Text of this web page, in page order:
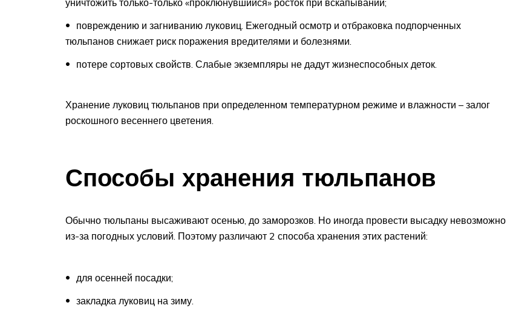
повреждению и загниванию луковиц. Ежегодный осмотр и отбраковка подпорченных
тюльпанов снижает риск поражения вредителями и болезнями.
потере сортовых свойств. Слабые экземпляры не дадут жизнеспособных деток.
Хранение луковиц тюльпанов при определенном температурном режиме и влажности – залог
роскошного весеннего цветения.
Способы хранения тюльпанов
Обычно тюльпаны высаживают осенью, до заморозков. Но иногда провести высадку невозможно
из-за погодных условий. Поэтому различают 2 способа хранения этих растений:
для осенней посадки;
закладка луковиц на зиму.